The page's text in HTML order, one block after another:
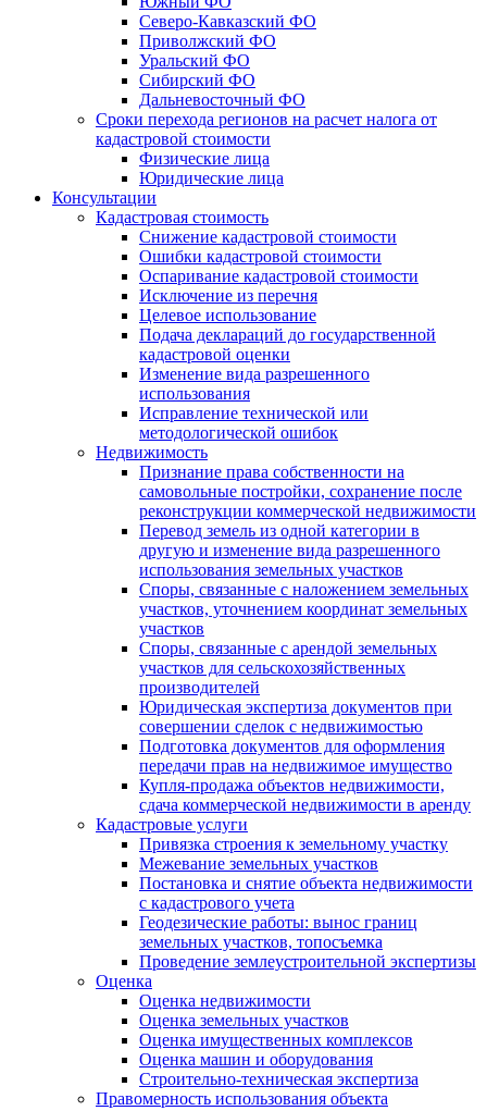
Северо-Кавказский ФО
Приволжский ФО
Уральский ФО
Сибирский ФО
Дальневосточный ФО
Сроки перехода регионов на расчет налога от
кадастровой стоимости
Физические лица
Юридические лица
Консультации
Кадастровая стоимость
Снижение кадастровой стоимости
Ошибки кадастровой стоимости
Оспаривание кадастровой стоимости
Исключение из перечня
Целевое использование
Подача деклараций до государственной
кадастровой оценки
Изменение вида разрешенного
использования
Исправление технической или
методологической ошибок
Недвижимость
Признание права собственности на
самовольные постройки, сохранение после
реконструкции коммерческой недвижимости
Перевод земель из одной категории в
другую и изменение вида разрешенного
использования земельных участков
Споры, связанные с наложением земельных
участков, уточнением координат земельных
участков
Споры, связанные с арендой земельных
участков для сельскохозяйственных
производителей
Юридическая экспертиза документов при
совершении сделок с недвижимостью
Подготовка документов для оформления
передачи прав на недвижимое имущество
Купля-продажа объектов недвижимости,
сдача коммерческой недвижимости в аренду
Кадастровые услуги
Привязка строения к земельному участку
Межевание земельных участков
Постановка и снятие объекта недвижимости
с кадастрового учета
Геодезические работы: вынос границ
земельных участков, топосъемка
Проведение землеустроительной экспертизы
Оценка
Оценка недвижимости
Оценка земельных участков
Оценка имущественных комплексов
Оценка машин и оборудования
Строительно-техническая экспертиза
Правомерность использования объекта